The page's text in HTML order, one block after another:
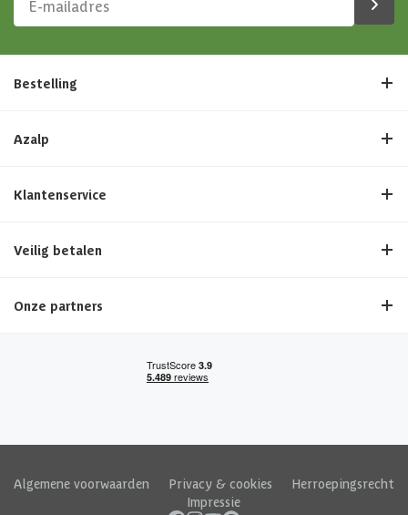
Bestelling
Azalp
Klantenservice
Veilig betalen
Onze partners
Algemene voorwaarden Privacy & cookies
Herroepingsrecht
Impressie